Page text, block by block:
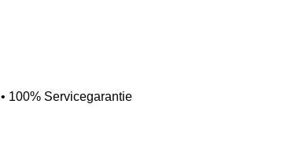
• 100% Servicegarantie